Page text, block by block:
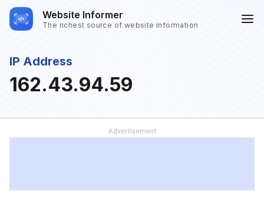
Website Informer
The richest source of website information
IP Address
162.43.94.59